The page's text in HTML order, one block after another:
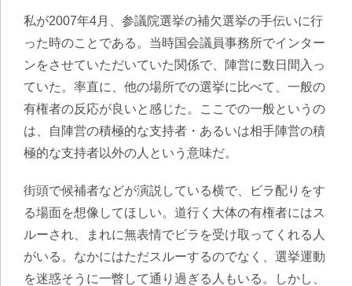
私が2007年4月、参議院選挙の補欠選挙の手伝いに行
った時のことである。当時国会議員事務所でインター
ンをさせていただいていた関係で、陣営に数日間入っ
ていた。率直に、他の場所での選挙に比べて、一般の
有権者の反応が良いと感じた。ここでの一般というの
は、自陣営の積極的な支持者・あるいは相手陣営の積
極的な支持者以外の人という意味だ。
街頭で候補者などが演説している横で、ビラ配りをす
る場面を想像してほしい。道行く大体の有権者にはス
ルーされ、まれに無表情でビラを受け取ってくれる人
がいる。なかにはただスルーするのでなく、選挙運動
を迷惑そうに一瞥して通り過ぎる人もいる。しかし、